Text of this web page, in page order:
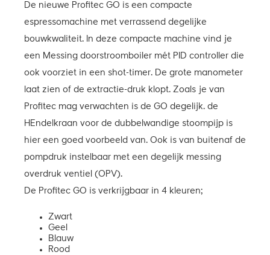
De nieuwe Profitec GO is een compacte
espressomachine met verrassend degelijke
bouwkwaliteit. In deze compacte machine vind je
een Messing doorstroomboiler mét PID controller die
ook voorziet in een shot-timer. De grote manometer
laat zien of de extractie-druk klopt. Zoals je van
Profitec mag verwachten is de GO degelijk. de
HEndelkraan voor de dubbelwandige stoompijp is
hier een goed voorbeeld van. Ook is van buitenaf de
pompdruk instelbaar met een degelijk messing
overdruk ventiel (OPV).
De Profitec GO is verkrijgbaar in 4 kleuren;
Zwart
Geel
Blauw
Rood